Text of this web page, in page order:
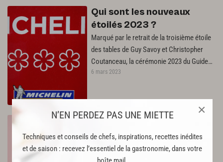
N’EN PERDEZ PAS UNE MIETTE
Techniques et conseils de chefs, inspirations, recettes inédites
et de saison : recevez l’essentiel de la gastronomie, dans votre
×
Qui sont les nouveaux
étoilés 2023 ?
Marqué par le retrait de la troisième étoile
des tables de Guy Savoy et Christopher
Coutanceau, la cérémonie 2023 du Guide
Michelin, à Strasbourg, a récompensé…
6 mars 2023
10 recettes de chefs à
budget maitrisé
Soyons transparents : cette sélection ne
fera pas disparaître l'inflation, mais on y